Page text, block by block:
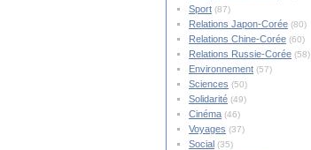
Sport (87)
Relations Japon-Corée (80)
Relations Chine-Corée (60)
Relations Russie-Corée (58)
Environnement (57)
Sciences (50)
Solidarité (49)
Cinéma (46)
Voyages (37)
Social (35)